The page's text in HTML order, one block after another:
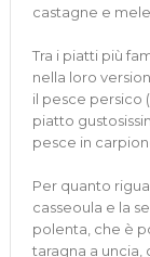
castagne e mele.
Tra i piatti più
nella loro
il pesce persico
piatto
pesce in
Per quanto
casseoula e la
polenta, che è
taragna a uncia,